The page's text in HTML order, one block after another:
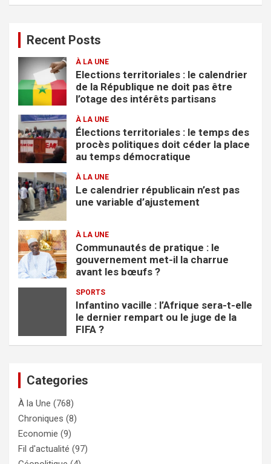
c
h
r
Recent Posts
À LA UNE
Elections territoriales : le calendrier
de la République ne doit pas être
l’otage des intérêts partisans
À LA UNE
Élections territoriales : le temps des
procès politiques doit céder la place
au temps démocratique
À LA UNE
Le calendrier républicain n’est pas
une variable d’ajustement
À LA UNE
Communautés de pratique : le
gouvernement met-il la charrue
avant les bœufs ?
SPORTS
Infantino vacille : l’Afrique sera-t-elle
le dernier rempart ou le juge de la
FIFA ?
Categories
À la Une (768)
Chroniques (8)
Economie (9)
Fil d'actualité (97)